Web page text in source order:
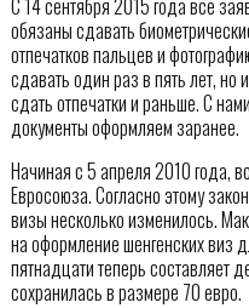
обязаны сдавать
отпечатков пальцев и
сдавать один раз в пять лет, но
сдать отпечатки и раньше. С
документы оформляем заранее.
Начиная с 5 апреля 2010 года,
Евросоюза. Согласно этому
визы несколько изменилось.
на оформление шенгенских виз
пятнадцати теперь составляет
сохранилась в размере 70 евро.